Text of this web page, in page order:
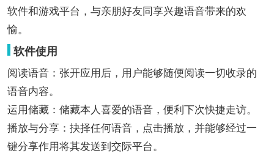
软件和游戏平台，与亲朋好友同享兴趣语音带来的欢
愉。
软件使用
阅读语音：张开应用后，用户能够随便阅读一切收录的
语音内容。
运用储藏：储藏本人喜爱的语音，便利下次快捷走访。
播放与分享：抉择任何语音，点击播放，并能够经过一
键分享作用将其发送到交际平台。